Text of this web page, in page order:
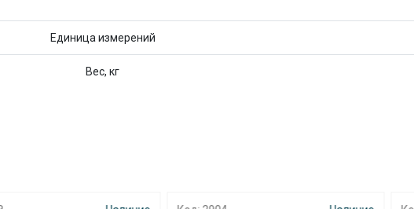
Единица измерений
Вес, кг
Получайте товарвыбранный способом